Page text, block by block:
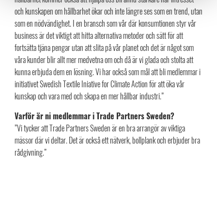
och kunskapen om hållbarhet ökar och inte längre ses som en trend, utan
som en nödvändighet. I en bransch som vår där konsumtionen styr vår
business är det viktigt att hitta alternativa metoder och sätt för att
fortsätta tjäna pengar utan att slita på vår planet och det är något som
våra kunder blir allt mer medvetna om och då är vi glada och stolta att
kunna erbjuda dem en lösning. Vi har också som mål att bli medlemmar i
initiativet Swedish Textile Iniative for Climate Action för att öka vår
kunskap och vara med och skapa en mer hållbar industri.”
Varför är ni medlemmar i Trade Partners Sweden?
”Vi tycker att Trade Partners Sweden är en bra arrangör av viktiga
mässor där vi deltar. Det är också ett nätverk, bollplank och erbjuder bra
rådgivning.”